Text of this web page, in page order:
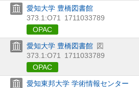
愛知大学 豊橋図書館
373.1:O71
1711033789
OPAC
愛知大学 豊橋図書館 図
373.1:O71
1711033789
OPAC
愛知東邦大学 学術情報センター